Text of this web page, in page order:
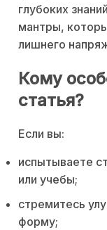
глубоких
мантры,
лишнего
Кому
статья?
Если вы:
испытываете
или учебы;
стремитесь
форму;